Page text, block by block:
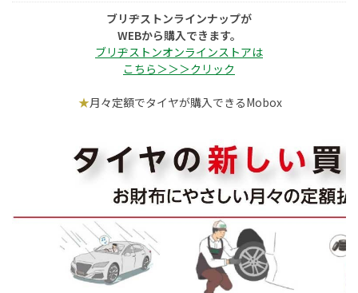
ブリヂストンラインナップが
WEBから購入できます。
ブリヂストンオンラインストアは
こちら＞＞＞クリック
★月々定額でタイヤが購入できるMobox